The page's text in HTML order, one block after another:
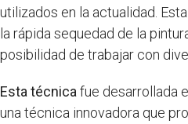
utilizados en la actualidad.
la rápida sequedad de la
posibilidad de trabajar con
Esta técnica fue desarrollada
una técnica innovadora que